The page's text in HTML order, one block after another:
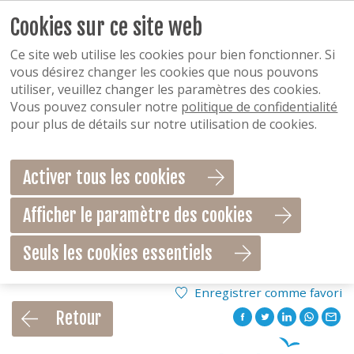
Enregistrer comme favori
Retour
Cookies sur ce site web
Ce site web utilise les cookies pour bien fonctionner. Si
vous désirez changer les cookies que nous pouvons
utiliser, veuillez changer les paramètres des cookies.
Vous pouvez consuler notre politique de confidentialité
pour plus de détails sur notre utilisation de cookies.
Activer tous les cookies
Afficher le paramètre des cookies
Seuls les cookies essentiels